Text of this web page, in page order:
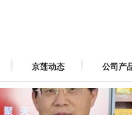
京莲动态 公司产